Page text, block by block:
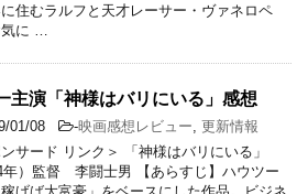
住むラルフと天才レーサー・ヴァネロペ
に …
主演「神様はバリにいる」感想
01/08 -映画感想レビュー 更新情報
サード リンク＞ 「神様はバリにいる」
年）監督 李闘士男 【あらすじ】ハウツー